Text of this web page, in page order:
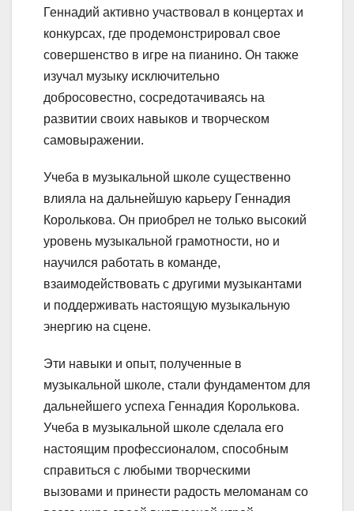
Геннадий активно участвовал в концертах и
конкурсах, где продемонстрировал свое
совершенство в игре на пианино. Он также
изучал музыку исключительно
добросовестно, сосредотачиваясь на
развитии своих навыков и творческом
самовыражении.
Учеба в музыкальной школе существенно
влияла на дальнейшую карьеру Геннадия
Королькова. Он приобрел не только высокий
уровень музыкальной грамотности, но и
научился работать в команде,
взаимодействовать с другими музыкантами
и поддерживать настоящую музыкальную
энергию на сцене.
Эти навыки и опыт, полученные в
музыкальной школе, стали фундаментом для
дальнейшего успеха Геннадия Королькова.
Учеба в музыкальной школе сделала его
настоящим профессионалом, способным
справиться с любыми творческими
вызовами и принести радость меломанам со